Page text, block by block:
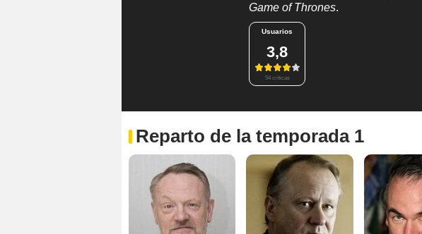
Game of Thrones.
Usuarios
3,8
54 críticas
Reparto de la temporada 1